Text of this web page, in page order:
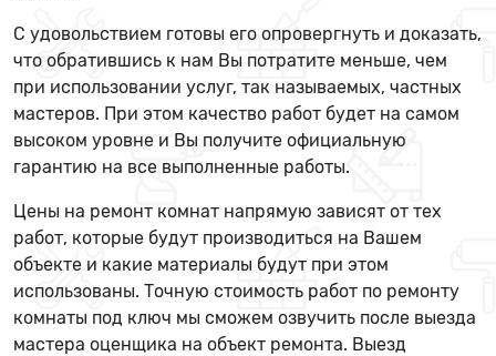
С удовольствием готовы его опровергнуть и доказать,
что обратившись к нам Вы потратите меньше, чем
при использовании услуг, так называемых, частных
мастеров. При этом качество работ будет на самом
высоком уровне и Вы получите официальную
гарантию на все выполненные работы.
Цены на ремонт комнат напрямую зависят от тех
работ, которые будут производиться на Вашем
объекте и какие материалы будут при этом
использованы. Точную стоимость работ по ремонту
комнаты под ключ мы сможем озвучить после выезда
мастера оценщика на объект ремонта. Выезд